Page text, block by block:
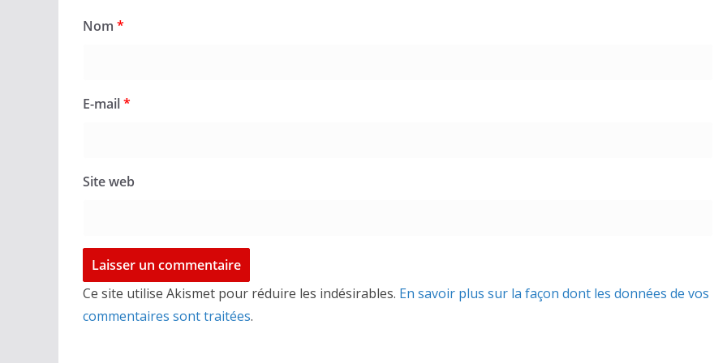
Nom *
E-mail*
Site web
Ce site utilise Akismet pour réduire les indésirables. En savoir plus sur la façon dont les données de vos
commentaires sont traitées.